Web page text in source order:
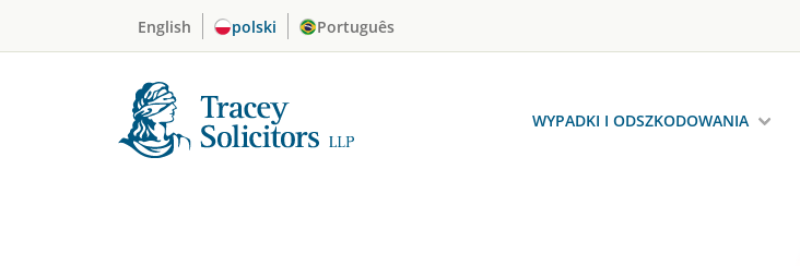
English polski Português
WYPADKI I ODSZKODOWANIA